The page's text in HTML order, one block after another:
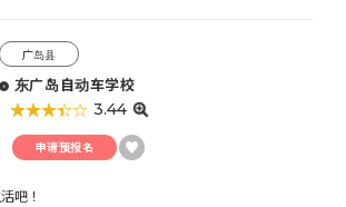
广岛县
东广岛自动车学校
★★★★★
☆☆☆☆☆ 3.44
申请预报名
吧！